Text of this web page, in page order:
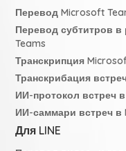
Перевод Microsoft
Перевод субтитров
Teams
Транскрипция
Транскрибация
ИИ-протокол встреч
ИИ-саммари встреч в
Для LINE